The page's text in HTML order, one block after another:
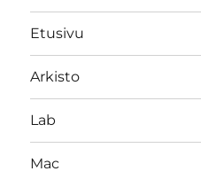
Etusivu
Arkisto
Lab
Mac